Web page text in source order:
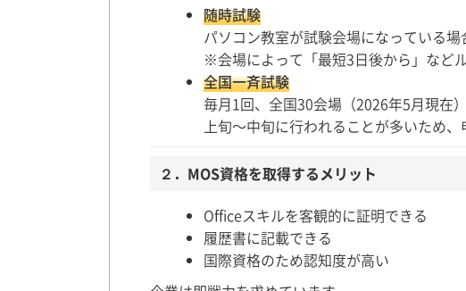
随時試験
パソコン教室が試験会場になっている
※会場によって「最短3日後から」など
全国一斉試験
毎月1回、全国30会場（2026年5月現在）
上旬〜中旬に行われることが多いため、
２．MOS資格を取得するメリット
Officeスキルを客観的に証明できる
履歴書に記載できる
国際資格のため認知度が高い